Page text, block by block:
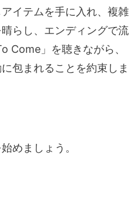
イテムを手に入れ、複雑
らし、エンディングで流
Come」を聴きながら、
包まれることを約束しま
めましょう。